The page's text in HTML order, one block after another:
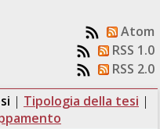
Atom
RSS 1.0
RSS 2.0
| Tipologia della tesi |